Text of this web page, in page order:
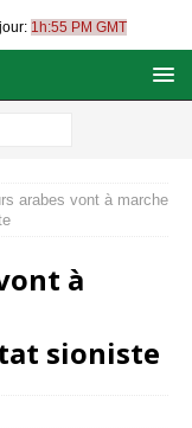
1h:55 PM GMT
arabes vont à marche
à
sioniste